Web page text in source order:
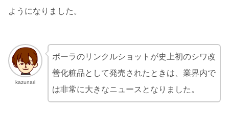
ようになりました。
kazunari
ポーラのリンクルショットが史上初のシワ改
善化粧品として発売されたときは、業界内で
は非常に大きなニュースとなりました。